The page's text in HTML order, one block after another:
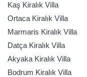
Kaş Kiralık Villa
Ortaca Kiralık Villa
Marmaris Kiralık Villa
Datça Kiralık Villa
Akyaka Kiralık Villa
Bodrum Kiralık Villa